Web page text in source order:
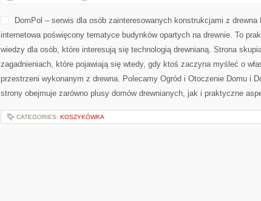
DomPol – serwis dla osób zainteresowanych konstrukcjami z drewna
internetowa poświęcony tematyce budynków opartych na drewnie. To
wiedzy dla osób, które interesują się technologią drewnianą. Strona
zagadnieniach, które pojawiają się wtedy, gdy ktoś zaczyna myśleć o
przestrzeni wykonanym z drewna. Polecamy Ogród i Otoczenie Domu i
strony obejmuje zarówno plusy domów drewnianych, jak i praktyczne
CATEGORIES: KOSZYKÓWKA